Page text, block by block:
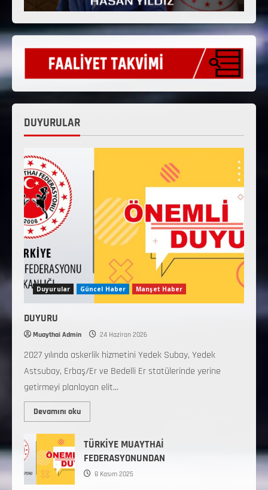
DUYURULAR
Duyurular Güncel Haber Manşet Haber
DUYURU
Muaythai Admin 24 Haziran 2026
2027 yılında askerlik hizmetini Yedek Subay, Yedek
Astsubay, Erbaş/Er ve Bedelli Er statülerinde yerine
getirmeyi planlayan elit...
Devamını oku
TÜRKİYE MUAYTHAİ
FEDERASYONUNDAN
8 Kasım 2025